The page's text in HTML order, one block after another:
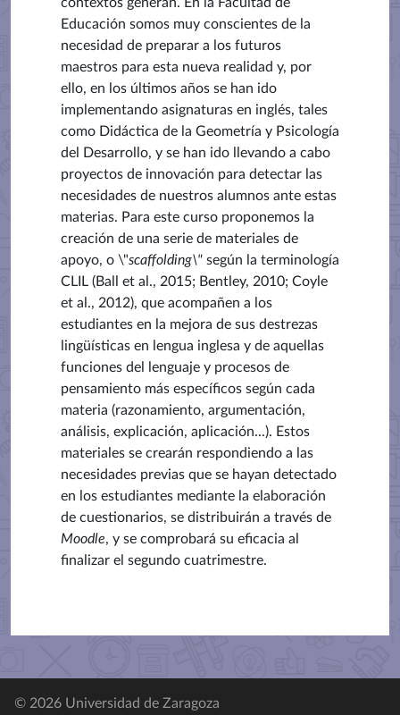
Educación somos muy conscientes de la
necesidad de preparar a los futuros
maestros para esta nueva realidad y, por
ello, en los últimos años se han ido
implementando asignaturas en inglés, tales
como Didáctica de la Geometría y Psicología
del Desarrollo, y se han ido llevando a cabo
proyectos de innovación para detectar las
necesidades de nuestros alumnos ante estas
materias. Para este curso proponemos la
creación de una serie de materiales de
apoyo, o \"scaffolding\" según la terminología
CLIL (Ball et al., 2015; Bentley, 2010; Coyle
et al., 2012), que acompañen a los
estudiantes en la mejora de sus destrezas
lingüísticas en lengua inglesa y de aquellas
funciones del lenguaje y procesos de
pensamiento más específicos según cada
materia (razonamiento, argumentación,
análisis, explicación, aplicación...). Estos
materiales se crearán respondiendo a las
necesidades previas que se hayan detectado
en los estudiantes mediante la elaboración
de cuestionarios, se distribuirán a través de
Moodle, y se comprobará su eficacia al
finalizar el segundo cuatrimestre.
© 2026 Universidad de Zaragoza